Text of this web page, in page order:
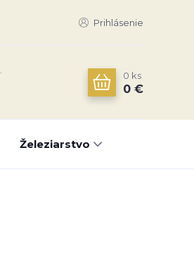
Prihlásenie
0 ks
0 €
Železiarstvo